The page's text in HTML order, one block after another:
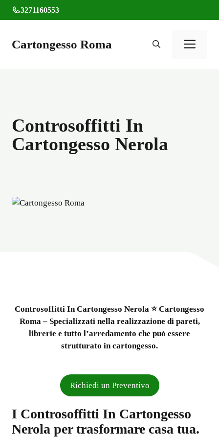
al
3271160553
Cartongesso Roma
Controsoffitti In
Cartongesso Nerola
Controsoffitti In Cartongesso Nerola ⭐ Cartongesso
Roma – Specializzati nella realizzazione di pareti,
librerie e tutto l’arredamento che può essere
strutturato in cartongesso.
Richiedi un Preventivo
I Controsoffitti In Cartongesso
Nerola per trasformare casa tua.